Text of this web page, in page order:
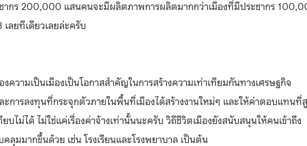
ชากร 200,000 แสนคนจะมีผลิตภาพการผลิตมากกว่าเมืองที่มีประชากร
ลยทีเดียวเลยล่ะครับ
งความเป็นเมืองเป็นโอกาสสำคัญในการสร้างความเท่าเทียมกันทางเศรษฐกิจ
ะการลงทุนที่กระจุกตัวภายในพื้นที่เมืองได้สร้างงานใหม่ๆ และให้ค่าตอบแทนที่
บไม่ได้ ไม่ใช่แค่เรื่องค่าจ้างเท่านั้นนะครับ วิถีชีวิตเมืองยังสนับสนุนให้คนเข้าถึง
มมากขึ้นด้วย เช่น โรงเรียนและโรงพยาบาล เป็นต้น